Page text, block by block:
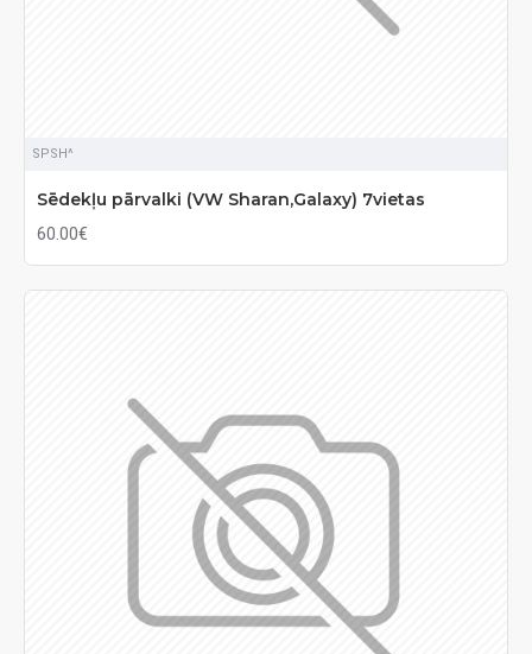
SPSH^
Sēdekļu pārvalki (VW Sharan,Galaxy) 7vietas
60.00€